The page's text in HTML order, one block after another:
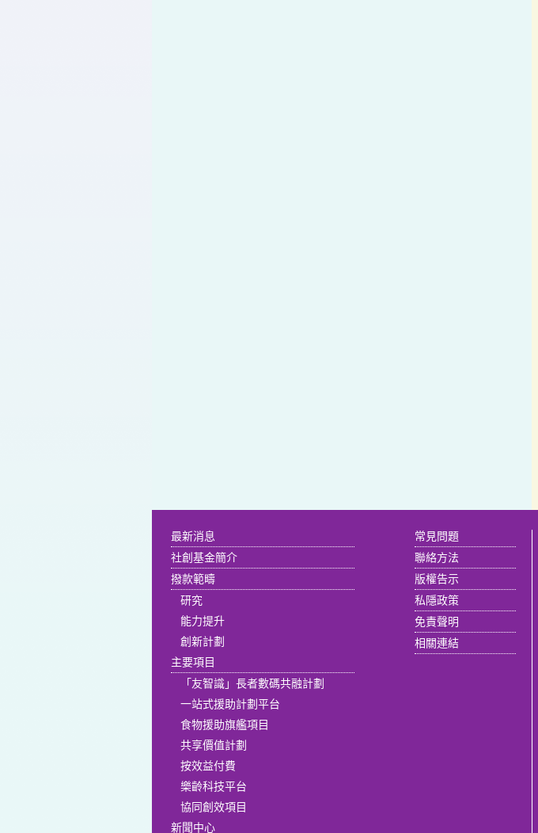
最新消息
社創基金簡介
撥款範疇
研究
能力提升
創新計劃
主要項目
「友智識」長者數碼共融計劃
一站式援助計劃平台
食物援助旗艦項目
共享價值計劃
按效益付費
樂齡科技平台
協同創效項目
新聞中心
常見問題
聯絡方法
版權告示
私隱政策
免責聲明
相關連結